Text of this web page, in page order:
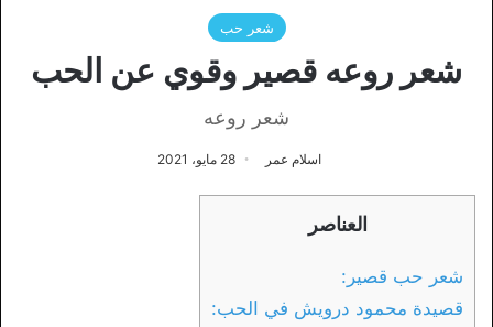
شعر حب
شعر روعه قصير وقوي عن الحب
شعر روعه
اسلام عمر 28 مايو، 2021
العناصر
شعر حب قصير:
قصيدة محمود درويش في الحب: